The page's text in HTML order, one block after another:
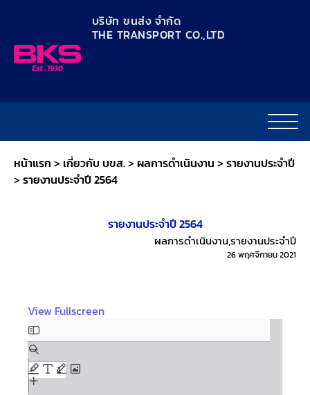
บริษัท ขนส่ง จำกัด
THE TRANSPORT CO.,LTD​
หน้าแรก > เกี่ยวกับ บขส.> ผลการดำเนินงาน > รายงานประจำปี
> รายงานประจำปี 2564
รายงานประจำปี 2564
ผลการดำเนินงาน,รายงานประจำปี
26 พฤศจิกายน 2021
View Fullscreen